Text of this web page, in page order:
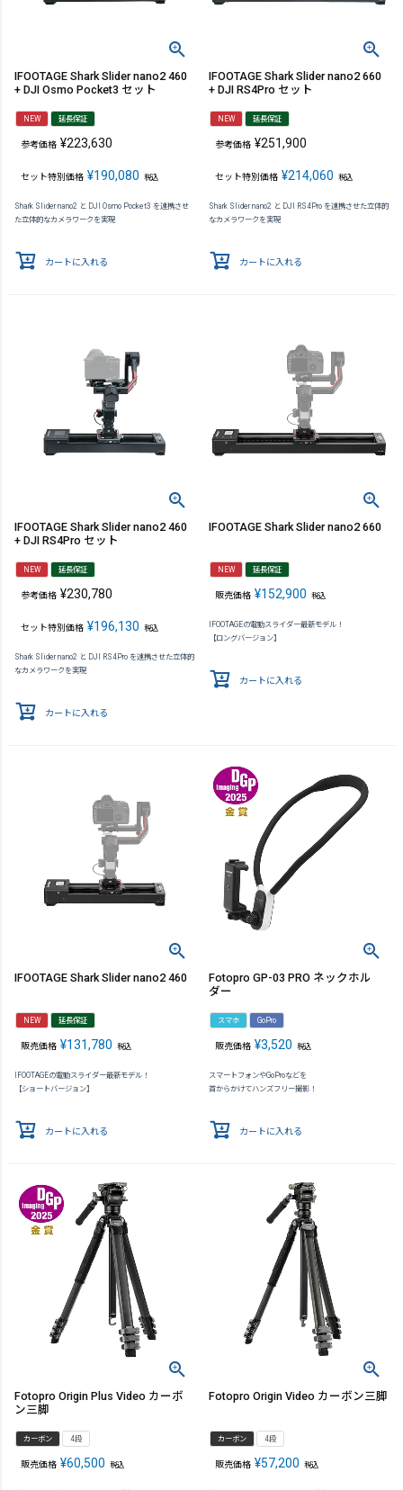
IFOOTAGE Shark Slider nano2 460
+ DJI Osmo Pocket3 セット
NEW 延長保証
参考価格 ¥223,630
セット特別価格 ¥190,080 税込
Shark Slider nano2 と DJI Osmo Pocket3 を連携させ
た立体的なカメラワークを実現
カートに入れる
IFOOTAGE Shark Slider nano2 660
+ DJI RS4Pro セット
NEW 延長保証
参考価格 ¥251,900
セット特別価格 ¥214,060 税込
Shark Slider nano2 と DJI RS4Pro を連携させた立体的
なカメラワークを実現
カートに入れる
IFOOTAGE Shark Slider nano2 460
+ DJI RS4Pro セット
NEW 延長保証
参考価格 ¥230,780
セット特別価格 ¥196,130 税込
Shark Slider nano2 と DJI RS4Pro を連携させた立体的
なカメラワークを実現
カートに入れる
IFOOTAGE Shark Slider nano2 660
NEW 延長保証
販売価格 ¥152,900 税込
IFOOTAGEの電動スライダー最新モデル！
【ロングバージョン】
カートに入れる
IFOOTAGE Shark Slider nano2 460
NEW 延長保証
販売価格 ¥131,780 税込
IFOOTAGEの電動スライダー最新モデル！
【ショートバージョン】
カートに入れる
Fotopro GP-03 PRO ネックホル
ダー
スマホ GoPro
販売価格 ¥3,520 税込
スマートフォンやGoProなどを
首からかけてハンズフリー撮影！
カートに入れる
Fotopro Origin Plus Video カーボ
ン三脚
カーボン 4段
販売価格 ¥60,500 税込
Fotopro Origin Video カーボン三脚
カーボン 4段
販売価格 ¥57,200 税込